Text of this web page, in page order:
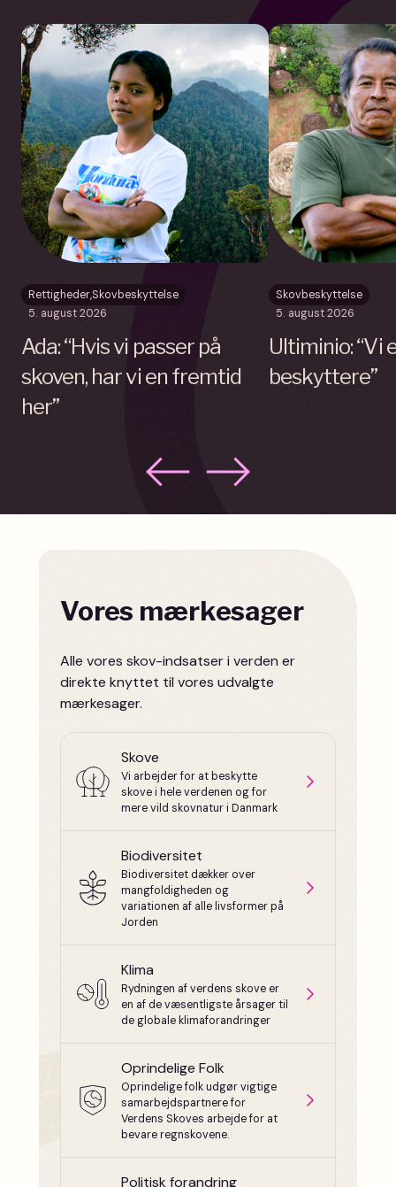
Rettigheder,Skovbeskyttelse
5. august 2026
Ada: “Hvis vi passer på
skoven, har vi en fremtid
her”
Skovbeskyttelse
5. august 2026
Ultiminio: “Vi
beskyttere”
Vores mærkesager
Alle vores skov-indsatser i verden er
direkte knyttet til vores udvalgte
mærkesager.
Skove
Vi arbejder for at beskytte
skove i hele verdenen og for
mere vild skovnatur i Danmark
Biodiversitet
Biodiversitet dækker over
mangfoldigheden og
variationen af alle livsformer på
Jorden
Klima
Rydningen af verdens skove er
en af de væsentligste årsager til
de globale klimaforandringer
Oprindelige Folk
Oprindelige folk udgør vigtige
samarbejdspartnere for
Verdens Skoves arbejde for at
bevare regnskovene.
Politisk forandring